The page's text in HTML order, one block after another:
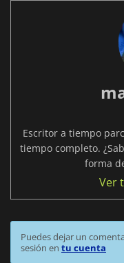
Escritor a tiempo
tiempo completo.
forma
Ver
Puedes dejar un
sesión en tu cuenta